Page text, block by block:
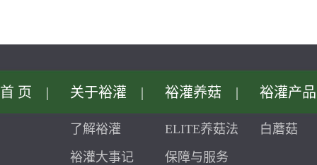
首页 | 关于裕灌 |
了解裕灌
裕灌大事记
裕灌养菇 |
ELITE养菇法
保障与服务
裕灌产品
白蘑菇